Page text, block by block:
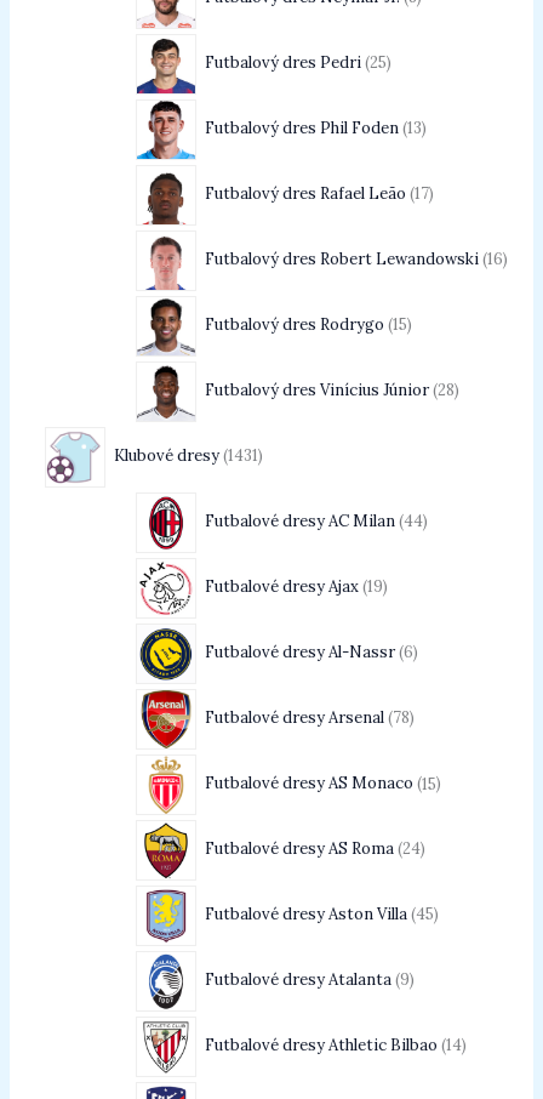
Futbalový dres Pedri 25
Futbalový dres Phil Foden 13
Futbalový dres Rafael Leão 17
Futbalový dres Robert Lewandowski 16
Futbalový dres Rodrygo 15
Futbalový dres Vinícius Júnior 28
Klubové dresy 1431
Futbalové dresy AC Milan 44
Futbalové dresy Ajax 19
Futbalové dresy Al-Nassr 6
Futbalové dresy Arsenal 78
Futbalové dresy AS Monaco 15
Futbalové dresy AS Roma 24
Futbalové dresy Aston Villa 45
Futbalové dresy Atalanta 9
Futbalové dresy Athletic Bilbao 14